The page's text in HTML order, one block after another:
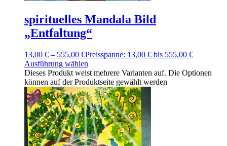
spirituelles Mandala Bild
„Entfaltung“
13,00 € – 555,00 €Preisspanne: 13,00 € bis 555,00 €
Ausführung wählen
Dieses Produkt weist mehrere Varianten auf. Die Optionen
können auf der Produktseite gewählt werden